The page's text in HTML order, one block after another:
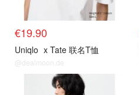
€19.90
Uniqlo x Tate 联名T恤
@dealmoon.de